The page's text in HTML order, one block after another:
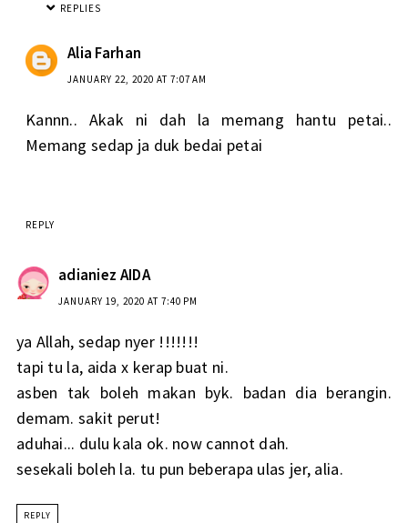
REPLIES
Alia Farhan
JANUARY 22, 2020 AT 7:07 AM
Kannn.. Akak ni dah la memang hantu petai..
Memang sedap ja duk bedai petai
REPLY
adianiez AIDA
JANUARY 19, 2020 AT 7:40 PM
ya Allah, sedap nyer !!!!!!!
tapi tu la, aida x kerap buat ni.
asben tak boleh makan byk. badan dia berangin.
demam. sakit perut!
aduhai... dulu kala ok. now cannot dah.
sesekali boleh la. tu pun beberapa ulas jer, alia.
REPLY